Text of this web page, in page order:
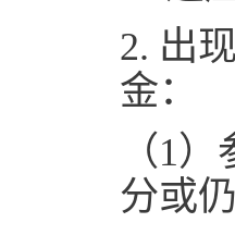
2. 出
金：
（1
分或